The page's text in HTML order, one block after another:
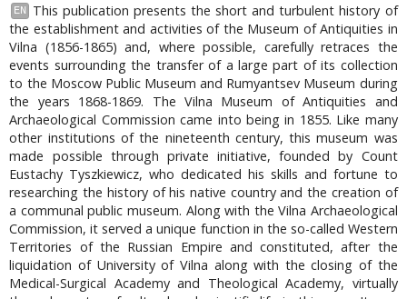
EN
This publication presents the short and turbulent history of
the establishment and activities of the Museum of Antiquities in
Vilna (1856-1865) and, where possible, carefully retraces the
events surrounding the transfer of a large part of its collection
to the Moscow Public Museum and Rumyantsev Museum during
the years 1868-1869. The Vilna Museum of Antiquities and
Archaeological Commission came into being in 1855. Like many
other institutions of the nineteenth century, this museum was
made possible through private initiative, founded by Count
Eustachy Tyszkiewicz, who dedicated his skills and fortune to
researching the history of his native country and the creation of
a communal public museum. Along with the Vilna Archaeological
Commission, it served a unique function in the so-called Western
Territories of the Russian Empire and constituted, after the
liquidation of University of Vilna along with the closing of the
Medical-Surgical Academy and Theological Academy, virtually